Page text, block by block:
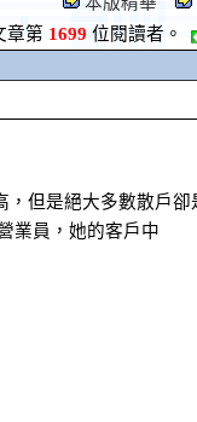
章第 1699 位閱讀者。
但是絕大多數散戶卻
業員，她的客戶中